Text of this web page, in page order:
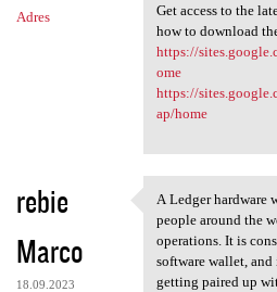
Adres
Get access to the
how to download
https://
ome
https://
ap/home
rebie
Marco
18.09.2023
A Ledger
A Ledger hardware
people around the
operations. It is
software wallet,
getting paired up